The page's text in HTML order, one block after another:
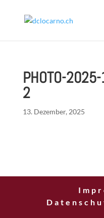
PHOTO-
2
13. Dezember, 2025